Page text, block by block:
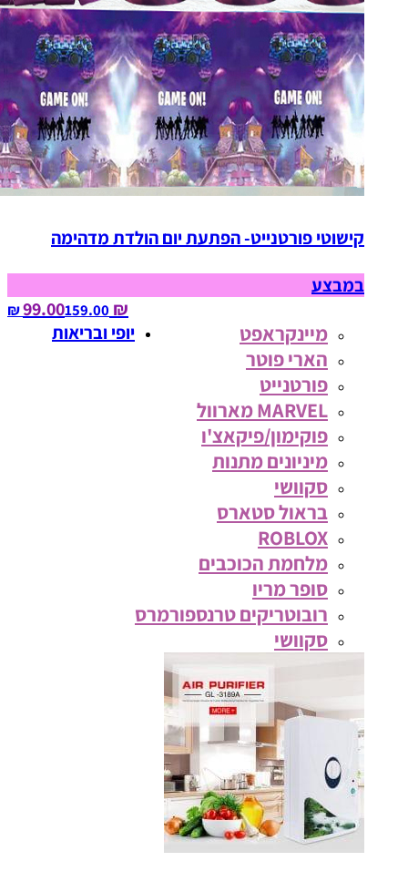
קישוטי פורטנייט- הפתעת יום הולדת מדהימה
במבצע
₪ 99.00
159.00‏ ₪
מיינקראפט
הארי פוטר
פורטנייט
MARVEL מארוול
פוקימון/פיקאצ'ו
מיניונים מתנות
סקוושי
בראול סטארס
ROBLOX
מלחמת הכוכבים
סופר מריו
רובוטריקים טרנספורמרס
סקוושי
יופי ובריאות